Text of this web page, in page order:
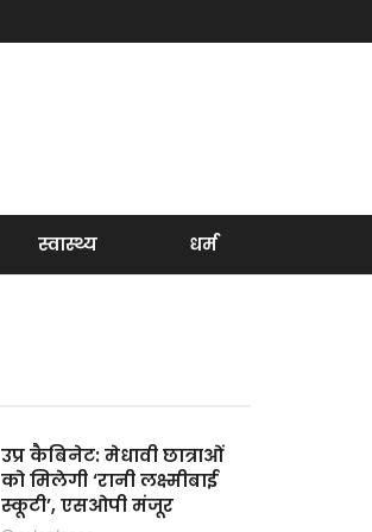
स्वास्थ्य धर्म
उप्र कैबिनेट: मेधावी छात्राओं
को मिलेगी ‘रानी लक्ष्मीबाई
स्कूटी’, एसओपी मंजूर